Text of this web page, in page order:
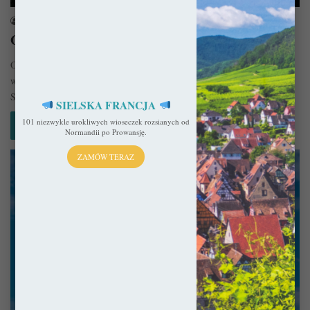
Opactwo w Conques – Skarb leśnego pustkowia
Opactwo w Conques dzięki wykradzionym z innego opactwa relikwiom
w średniowieczu stało się jednym z najważniejszych przystanków do
Santiago de…
Czytaj więcej »
Francja
SIELSKA FRANCJA
101 niezwykle urokliwych wioseczek rozsianych od
Normandii po Prowansję.
ZAMÓW TERAZ